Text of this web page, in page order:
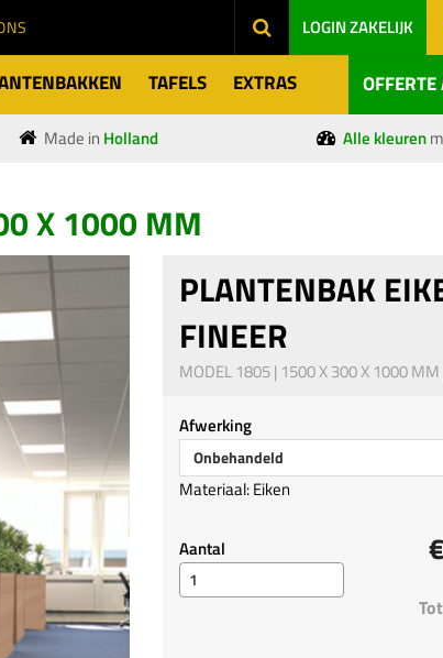
LOGINZAKELIJK
TAFELS EXTRAS
Made in Holland Alle kleuren
X 1000 MM
PLANTENBAK
FINEER
MODEL 1805 | 1500 X 300 X 1000 MM
Afwerking
Onbehandeld
Materiaal: Eiken
Aantal